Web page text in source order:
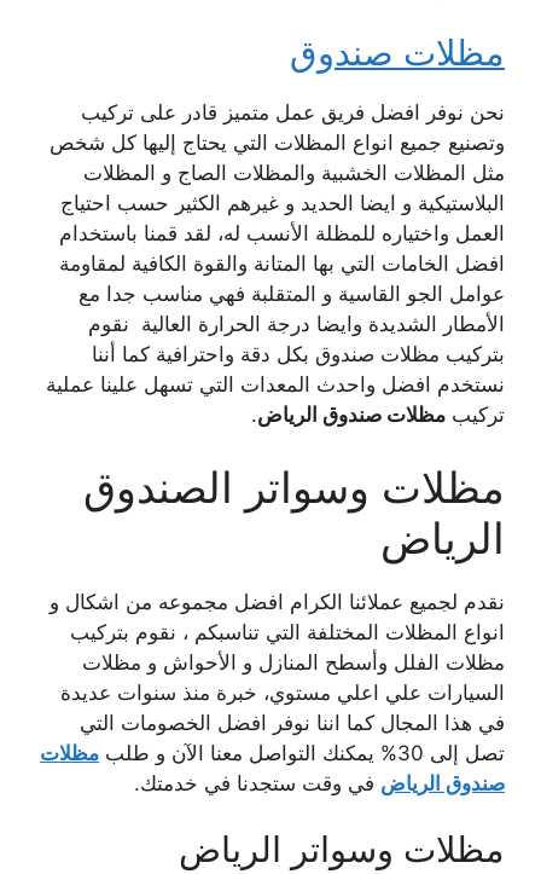
مظلات صندوق
نحن نوفر افضل فريق عمل متميز قادر على تركيب
وتصنيع جميع انواع المظلات التي يحتاج إليها كل شخص
مثل المظلات الخشبية والمظلات الصاج و المظلات
البلاستيكية و ايضا الحديد و غيرهم الكثير حسب احتياج
العمل واختياره للمظلة الأنسب له، لقد قمنا باستخدام
افضل الخامات التي بها المتانة والقوة الكافية لمقاومة
عوامل الجو القاسية و المتقلبة فهي مناسب جدا مع
الأمطار الشديدة وايضا درجة الحرارة العالية نقوم
بتركيب مظلات صندوق بكل دقة واحترافية كما أننا
نستخدم افضل واحدث المعدات التي تسهل علينا عملية
تركيب مظلات صندوق الرياض.
مظلات وسواتر الصندوق
الرياض
نقدم لجميع عملائنا الكرام افضل مجموعه من اشكال و
انواع المظلات المختلفة التي تناسبكم ، نقوم بتركيب
مظلات الفلل وأسطح المنازل و الأحواش و مظلات
السيارات علي اعلي مستوي، خبرة منذ سنوات عديدة
في هذا المجال كما اننا نوفر افضل الخصومات التي
تصل إلى 30% يمكنك التواصل معنا الآن و طلب
مظلات
صندوق الرياض في وقت ستجدنا في خدمتك.
مظلات وسواتر الرياض